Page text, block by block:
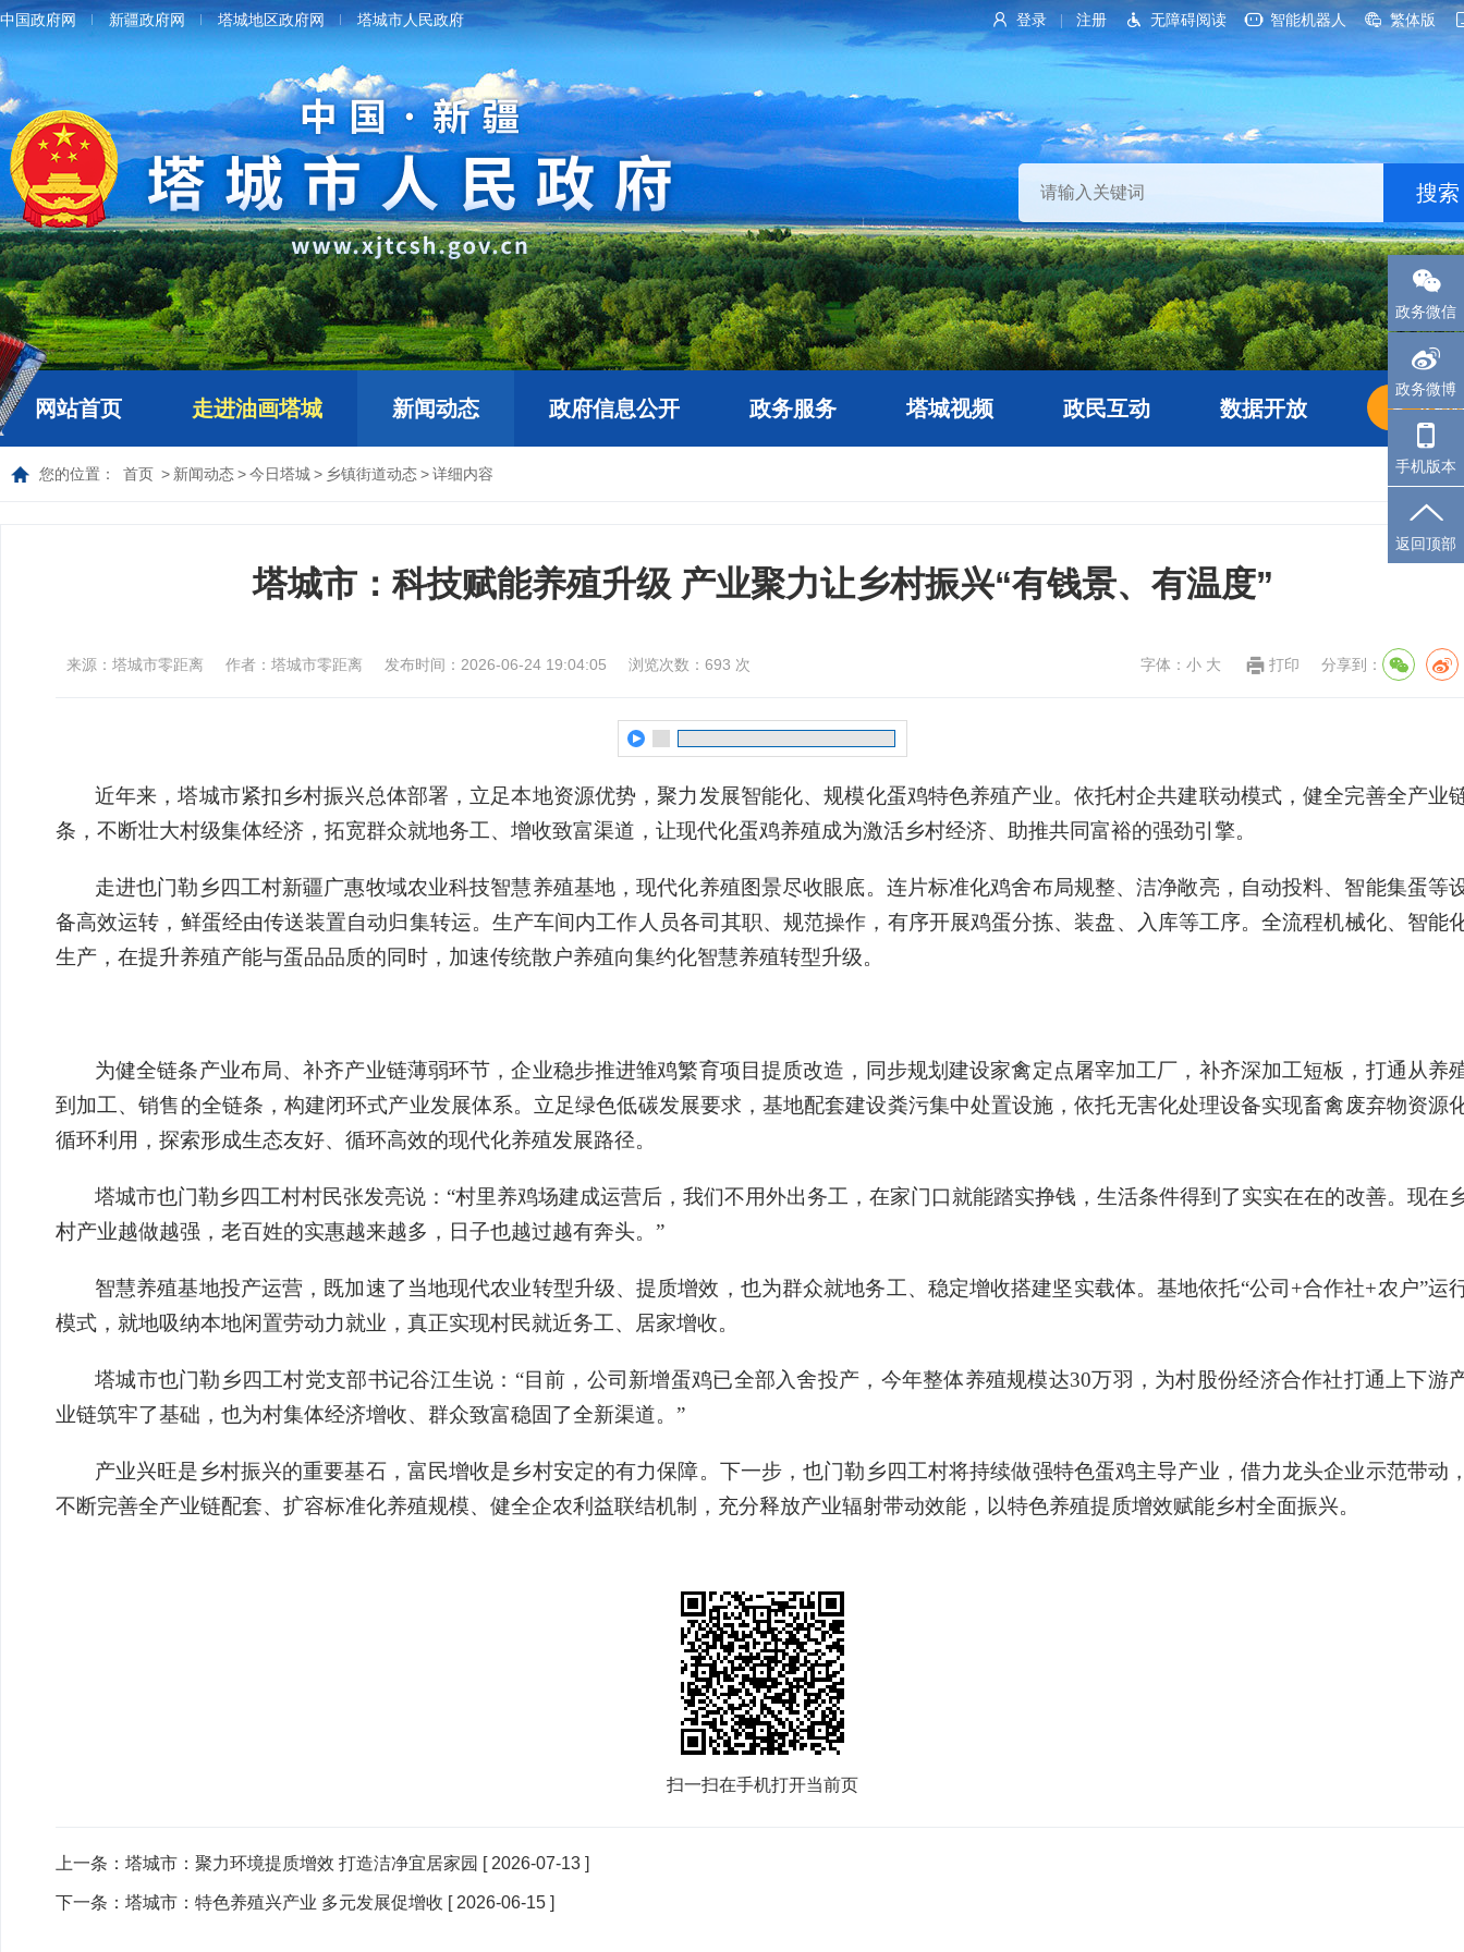
登录 注册 无障碍阅读 智能机器人 繁体版
中国政府网 新疆政府网 塔城地区政府网 塔城市人民政府
网站首页 走进油画塔城 新闻动态 政府信息公开 政务服务 塔城视频 政民互动 数据开放 长者
您的位置： 首页 > 新闻动态>今日塔城> 乡镇街道动态>详细内容
塔城市：科技赋能养殖升级 产业聚力让乡村振兴“有钱景、有温度”
来源：塔城市零距离 作者：塔城市零距离 发布时间：2026-06-24 19:04:05 浏览次数： 693 次 字体： 小 大 打印 分享到：
近年来，塔城市紧扣乡村振兴总体部署，立足本地资源优势，聚力发展智能化、规模化蛋鸡特色养殖产业。依托村企共建联动模式，健全完善全产业
条，不断壮大村级集体经济，拓宽群众就地务工、增收致富渠道，让现代化蛋鸡养殖成为激活乡村经济、助推共同富裕的强劲引擎。
走进也门勒乡四工村新疆广惠牧域农业科技智慧养殖基地，现代化养殖图景尽收眼底。连片标准化鸡舍布局规整、洁净敞亮，自动投料、智能集蛋等
备高效运转，鲜蛋经由传送装置自动归集转运。生产车间内工作人员各司其职、规范操作，有序开展鸡蛋分拣、装盘、入库等工序。全流程机械化、智能
生产，在提升养殖产能与蛋品品质的同时，加速传统散户养殖向集约化智慧养殖转型升级。
为健全链条产业布局、补齐产业链薄弱环节，企业稳步推进雏鸡繁育项目提质改造，同步规划建设家禽定点屠宰加工厂，补齐深加工短板，打通从养
到加工、销售的全链条，构建闭环式产业发展体系。立足绿色低碳发展要求，基地配套建设粪污集中处置设施，依托无害化处理设备实现畜禽废弃物资源
循环利用，探索形成生态友好、循环高效的现代化养殖发展路径。
塔城市也门勒乡四工村村民张发亮说：“村里养鸡场建成运营后，我们不用外出务工，在家门口就能踏实挣钱，生活条件得到了实实在在的改善。现在
村产业越做越强，老百姓的实惠越来越多，日子也越过越有奔头。”
智慧养殖基地投产运营，既加速了当地现代农业转型升级、提质增效，也为群众就地务工、稳定增收搭建坚实载体。基地依托“公司+合作社+农户”运
模式，就地吸纳本地闲置劳动力就业，真正实现村民就近务工、居家增收。
塔城市也门勒乡四工村党支部书记谷江生说：“目前，公司新增蛋鸡已全部入舍投产，今年整体养殖规模达30万羽，为村股份经济合作社打通上下游
业链筑牢了基础，也为村集体经济增收、群众致富稳固了全新渠道。”
产业兴旺是乡村振兴的重要基石，富民增收是乡村安定的有力保障。下一步，也门勒乡四工村将持续做强特色蛋鸡主导产业，借力龙头企业示范带动
不断完善全产业链配套、扩容标准化养殖规模、健全企农利益联结机制，充分释放产业辐射带动效能，以特色养殖提质增效赋能乡村全面振兴。
扫一扫在手机打开当前页
上一条： 塔城市：聚力环境提质增效 打造洁净宜居家园 [ 2026-07-13 ]
下一条： 塔城市：特色养殖兴产业 多元发展促增收 [ 2026-06-15 ]
政务微信
政务微博
手机版本
返回顶部